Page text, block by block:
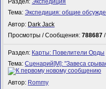
Тема:Экспедиция: общие
Автор: Dark Jack
Просмотры / Сообщения:788687
Раздел: Карты: Повелители Орды
Тема:Сценарий[M]: "Завеса
Автор: Rommy